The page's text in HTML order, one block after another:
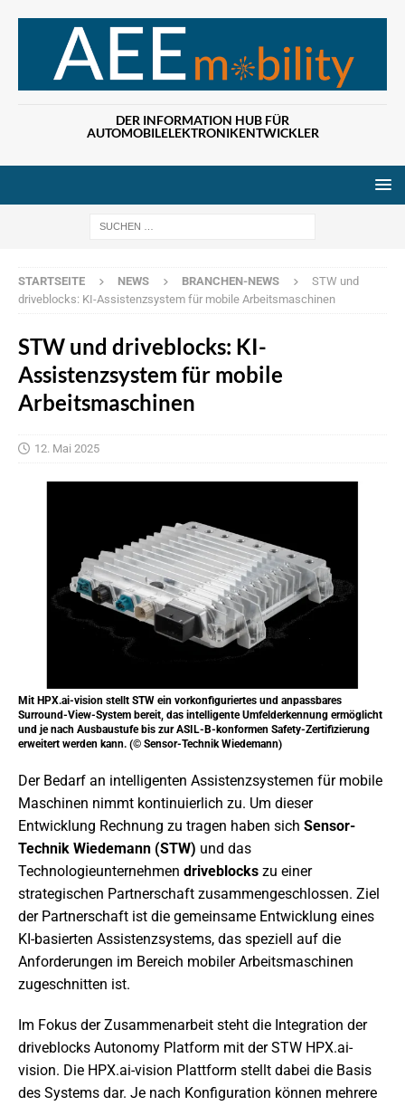
DER INFORMATION HUB FÜR
AUTOMOBILELEKTRONIKENTWICKLER
STARTSEITE NEWS BRANCHEN-NEWS
STW und
driveblocks: KI-Assistenzsystem für mobile Arbeitsmaschinen
STW und driveblocks: KI-
Assistenzsystem für mobile
Arbeitsmaschinen
12. Mai 2025
Mit HPX.ai-vision stellt STW ein vorkonfiguriertes und anpassbares
Surround-View-System bereit, das intelligente Umfelderkennung ermöglicht
und je nach Ausbaustufe bis zur ASIL-B-konformen Safety-Zertifizierung
erweitert werden kann. (© Sensor-Technik Wiedemann)
Der Bedarf an intelligenten Assistenzsystemen für mobile
Maschinen nimmt kontinuierlich zu. Um dieser
Entwicklung Rechnung zu tragen haben sich Sensor-
Technik Wiedemann (STW) und das
Technologieunternehmen driveblocks zu einer
strategischen Partnerschaft zusammengeschlossen. Ziel
der Partnerschaft ist die gemeinsame Entwicklung eines
KI-basierten Assistenzsystems, das speziell auf die
Anforderungen im Bereich mobiler Arbeitsmaschinen
zugeschnitten ist.
Im Fokus der Zusammenarbeit steht die Integration der
driveblocks Autonomy Platform mit der STW HPX.ai-
vision. Die HPX.ai-vision Plattform stellt dabei die Basis
des Systems dar. Je nach Konfiguration können mehrere